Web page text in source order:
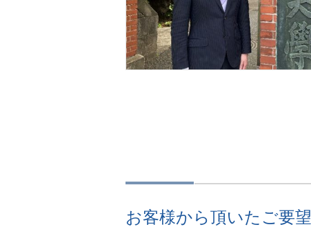
お客様から頂いたご要望